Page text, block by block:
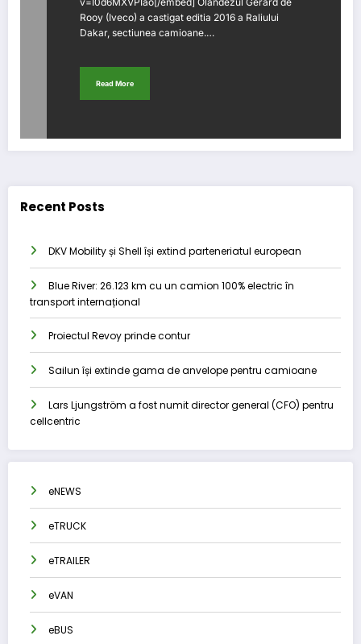
Rooy (Iveco) a castigat editia 2016 a Raliului
Dakar, sectiunea camioane.…
Read More
Recent Posts
DKV Mobility și Shell își extind parteneriatul european
Blue River: 26.123 km cu un camion 100% electric în
transport internațional
Proiectul Revoy prinde contur
Sailun își extinde gama de anvelope pentru camioane
Lars Ljungström a fost numit director general (CFO) pentru
cellcentric
eNEWS
eTRUCK
eTRAILER
eVAN
eBUS